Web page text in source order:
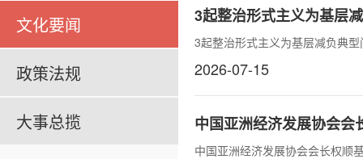
文化要闻
政策法规
大事总揽
3起整治形式主义为基层
3起整治形式主义为基层减负典
2026-07-15
中国亚洲经济发展协会会
中国亚洲经济发展协会会长权顺